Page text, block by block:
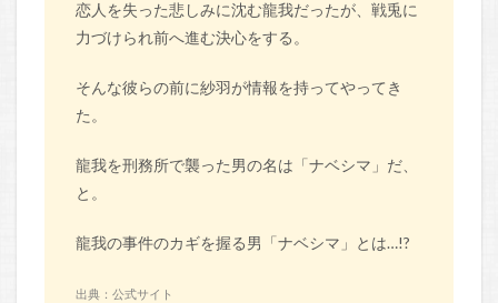
恋人を失った悲しみに沈む龍我だったが、戦兎に
力づけられ前へ進む決心をする。
そんな彼らの前に紗羽が情報を持ってやってき
た。
龍我を刑務所で襲った男の名は「ナベシマ」だ、
と。
龍我の事件のカギを握る男「ナベシマ」とは…!?
出典：公式サイト